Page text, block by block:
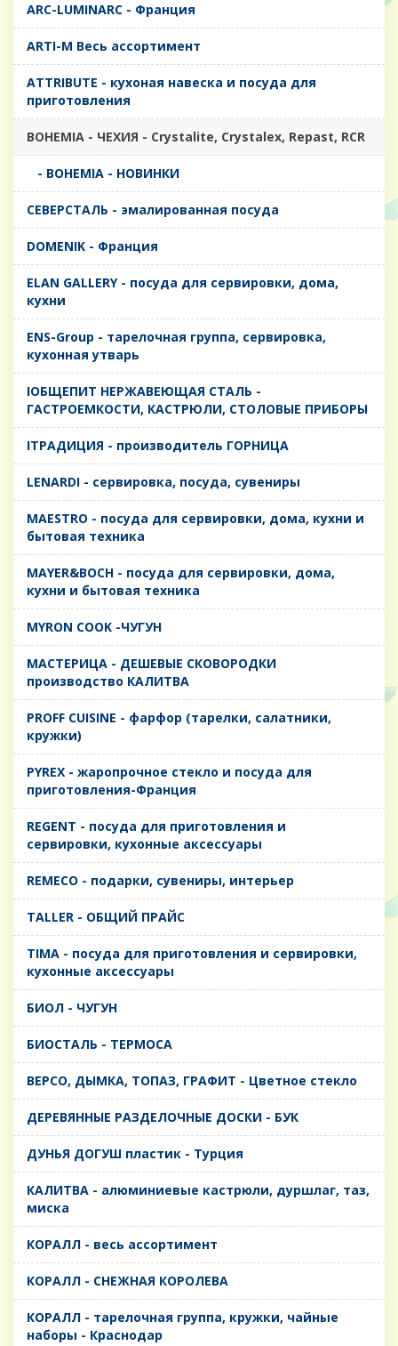
ARC-LUMINARC - Франция
ARTI-M Весь ассортимент
ATTRIBUTE - кухоная навеска и посуда для
приготовления
BOHEMIA - ЧЕХИЯ - Crystalite, Crystalex, Repast, RCR
- BOHEMIA - НОВИНКИ
CЕВЕРСТАЛЬ - эмалированная посуда
DOMENIK - Франция
ELAN GALLERY - посуда для сервировки, дома,
кухни
ENS-Group - тарелочная группа, сервировка,
кухонная утварь
IОБЩЕПИТ НЕРЖАВЕЮЩАЯ СТАЛЬ -
ГАСТРОЕМКОСТИ, КАСТРЮЛИ, СТОЛОВЫЕ ПРИБОРЫ
IТРАДИЦИЯ - производитель ГОРНИЦА
LENARDI - сервировка, посуда, сувениры
MAESTRO - посуда для сервировки, дома, кухни и
бытовая техника
MAYER&BOCH - посуда для сервировки, дома,
кухни и бытовая техника
MYRON COOK -ЧУГУН
MАСТЕРИЦА - ДЕШЕВЫЕ СКОВОРОДКИ
производство КАЛИТВА
PROFF CUISINE - фарфор (тарелки, салатники,
кружки)
PYREX - жаропрочное стекло и посуда для
приготовления-Франция
REGENT - посуда для приготовления и
сервировки, кухонные аксессуары
REMECO - подарки, сувениры, интерьер
TALLER - ОБЩИЙ ПРАЙС
TIMA - посуда для приготовления и сервировки,
кухонные аксессуары
БИОЛ - ЧУГУН
БИОСТАЛЬ - ТЕРМОСА
ВЕРСО, ДЫМКА, ТОПАЗ, ГРАФИТ - Цветное стекло
ДЕРЕВЯННЫЕ РАЗДЕЛОЧНЫЕ ДОСКИ - БУК
ДУНЬЯ ДОГУШ пластик - Турция
КАЛИТВА - алюминиевые кастрюли, дуршлаг, таз,
миска
КОРАЛЛ - весь ассортимент
КОРАЛЛ - СНЕЖНАЯ КОРОЛЕВА
КОРАЛЛ - тарелочная группа, кружки, чайные
наборы - Краснодар